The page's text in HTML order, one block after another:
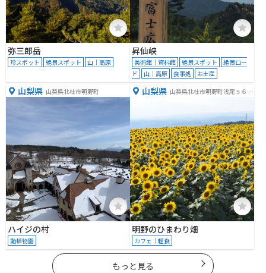
弥三郎岳
珍スポット 絶景スポット 山｜高原
昇仙峡
美術館｜資料館 絶景スポット
絶景ロー
ド
山｜高原 食事処 お土産
山梨県 山梨県北杜市明野町
ハイジの村
動植物園
山梨県 山梨県北杜市明野町浅尾５６６
明野のひまわり畑
カフェ｜軽食
もっと見る